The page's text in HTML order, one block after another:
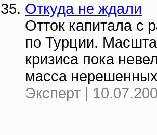
Откуда не ждали
Отток капитала с
по Турции.
кризиса пока
масса
Эксперт |